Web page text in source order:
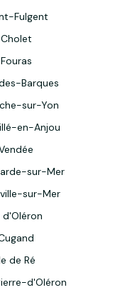
Fulgent
Barques
sur-Yon
en-Anjou
sur-Mer
sur-Mer
d'Oléron
de Ré
d'Oléron